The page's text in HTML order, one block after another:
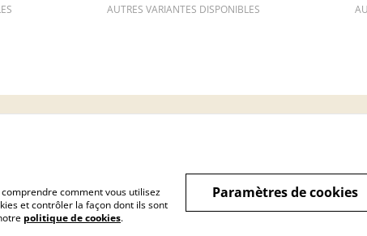
AUTRES VARIANTES DISPONIBLES
comment vous utilisez
et contrôler la façon dont ils sont
politique de cookies.
Paramètres de cookies